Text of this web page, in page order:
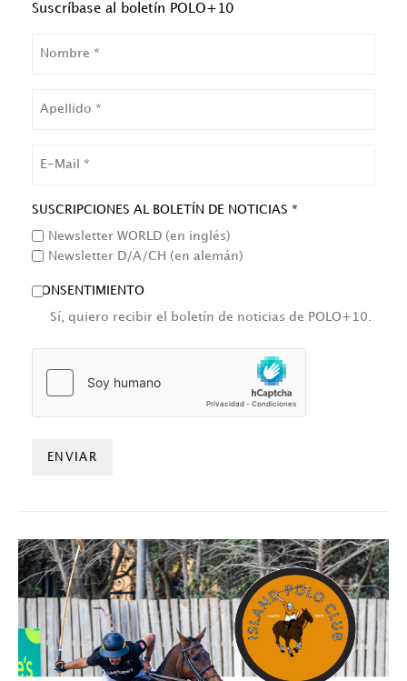
Suscríbase al boletín POLO+10
SUSCRIPCIONES AL BOLETÍN DE NOTICIAS *
Newsletter WORLD (en inglés)
Newsletter D/A/CH (en alemán)
CONSENTIMIENTO
Sí, quiero recibir el boletín de noticias de POLO+10.